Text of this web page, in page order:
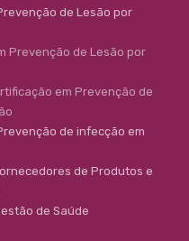
de Lesão por
Prevenção de Lesão por
em Prevenção de
de infecção em
de Produtos e
de Saúde